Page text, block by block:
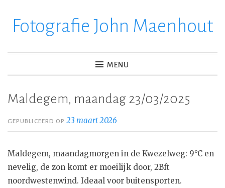
verderFotografie John Maenhout
MENU
Maldegem, maandag 23/03/2025
GEPUBLICEERD OP23 maart 2026
Maldegem, maandagmorgen in de Kwezelweg: 9°C en
nevelig, de zon komt er moeilijk door, 2Bft
noordwestenwind. Ideaal voor buitensporten.